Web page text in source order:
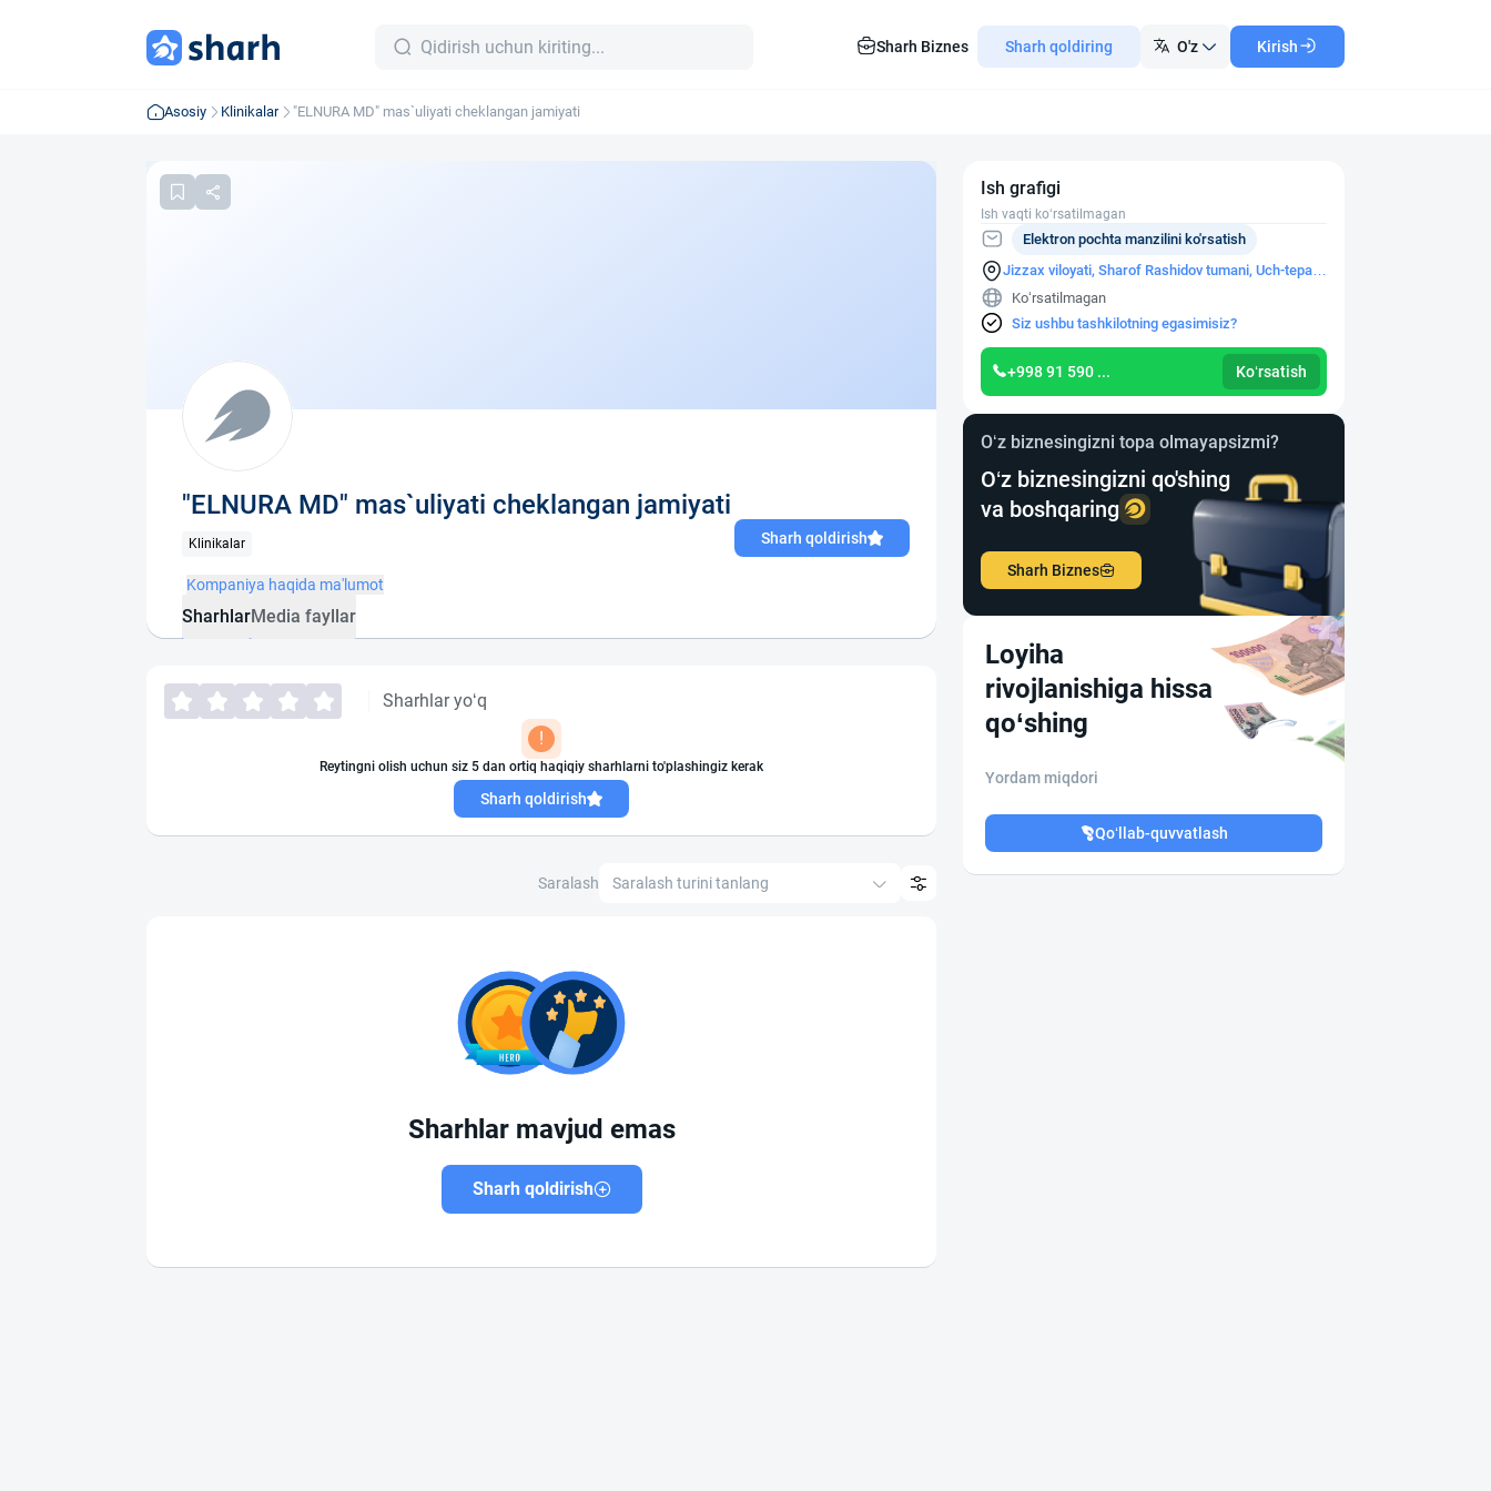
Sharh Biznes Sharh qoldiring O'z Kirish
Asosiy Klinikalar "ELNURA MD" mas`uliyati cheklangan jamiyati
"ELNURA MD" mas`uliyati cheklangan jamiyati
Klinikalar Sharh qoldirish
Kompaniya haqida ma'lumot
SharhlarMedia fayllar
Sharhlar yo‘q
!
Reytingni olish uchun siz 5 dan ortiq haqiqiy sharhlarni to'plashingiz kerak
Sharh qoldirish
Saralash Saralash turini tanlang
Sharhlar mavjud emas
Sharh qoldirish
Ish grafigi
Ish vaqti ko‘rsatilmagan
Jizzax viloyati, Sharof Rashidov tumani, Uch-tepa
shaharchasi Yangiobod mahallasi, raqamsiz uy
Elektron pochta manzilini ko'rsatish
Ko‘rsatilmagan
Siz ushbu tashkilotning egasimisiz?
+998 91 590 ... Ko‘rsatish
O‘z biznesingizni topa olmayapsizmi?
O‘z biznesingizni qo'shing
va boshqaring
Sharh Biznes
Loyiha
rivojlanishiga hissa
qo‘shing
Yordam miqdori
Qo‘llab-quvvatlash